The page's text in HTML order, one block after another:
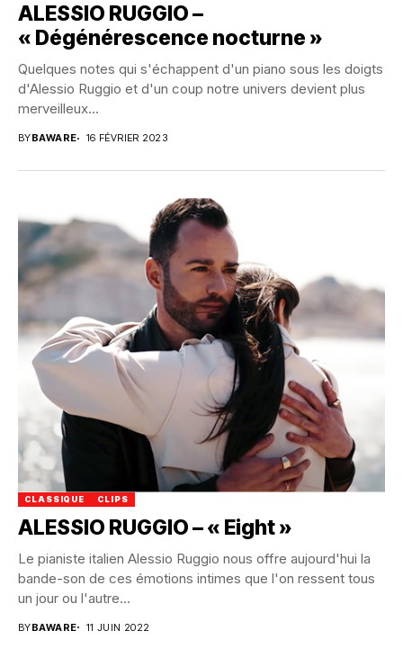
ALESSIO RUGGIO –
« Dégénérescence nocturne »
Quelques notes qui s'échappent d'un piano sous les doigts
d'Alessio Ruggio et d'un coup notre univers devient plus
merveilleux...
BYBAWARE 16 FÉVRIER 2023
CLASSIQUE CLIPS
ALESSIO RUGGIO – « Eight »
Le pianiste italien Alessio Ruggio nous offre aujourd'hui la
bande-son de ces émotions intimes que l'on ressent tous
un jour ou l'autre...
BYBAWARE 11 JUIN 2022